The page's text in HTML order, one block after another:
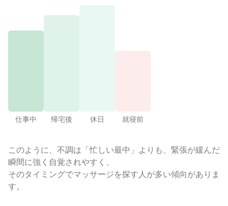
仕事中 帰宅後 休日 就寝前
このように、不調は「忙しい最中」よりも、緊張が緩んだ
瞬間に強く自覚されやすく、
そのタイミングでマッサージを探す人が多い傾向がありま
す。